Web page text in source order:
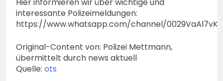
interessante Polizeimeldungen:
https://www.whatsapp.com/channel/
Original-Content von: Polizei Mettmann,
übermittelt durch news aktuell
Quelle: ots